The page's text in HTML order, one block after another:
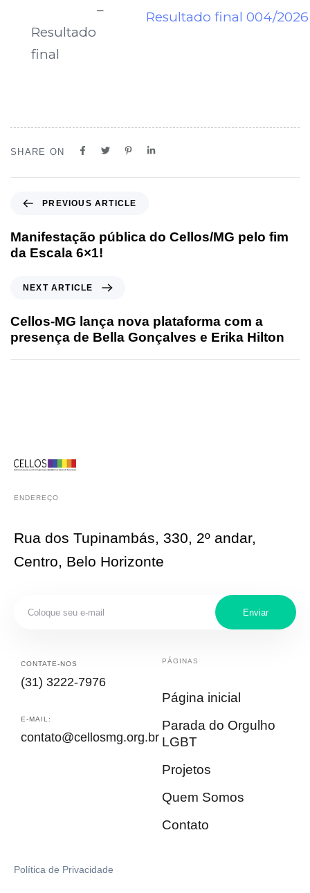
Resultado
final
– Resultado final 004/2026
SHARE ON
PREVIOUS ARTICLE
Manifestação pública do Cellos/MG pelo fim
da Escala 6×1!
NEXT ARTICLE
Cellos-MG lança nova plataforma com a
presença de Bella Gonçalves e Erika Hilton
ENDEREÇO
Rua dos Tupinambás, 330, 2º andar,
Centro, Belo Horizonte
Enviar
CONTATE-NOS
(31) 3222-7976
E-MAIL:
contato@cellosmg.org.br
PÁGINAS
Página inicial
Parada do Orgulho
LGBT
Projetos
Quem Somos
Contato
Política de Privacidade